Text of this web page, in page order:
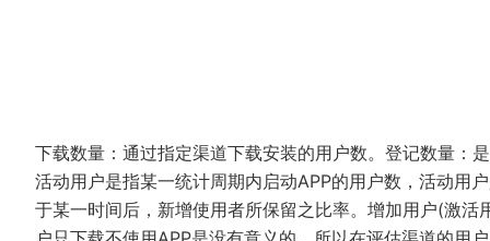
下载数量：通过指定渠道下载安装的用户数。登记数量：
活动用户是指某一统计周期内启动APP的用户数，活动用
于某一时间后，新增使用者所保留之比率。增加用户(激